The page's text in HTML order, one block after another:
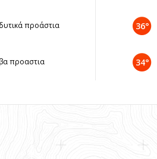
προάστια
προαστια
36°
34°